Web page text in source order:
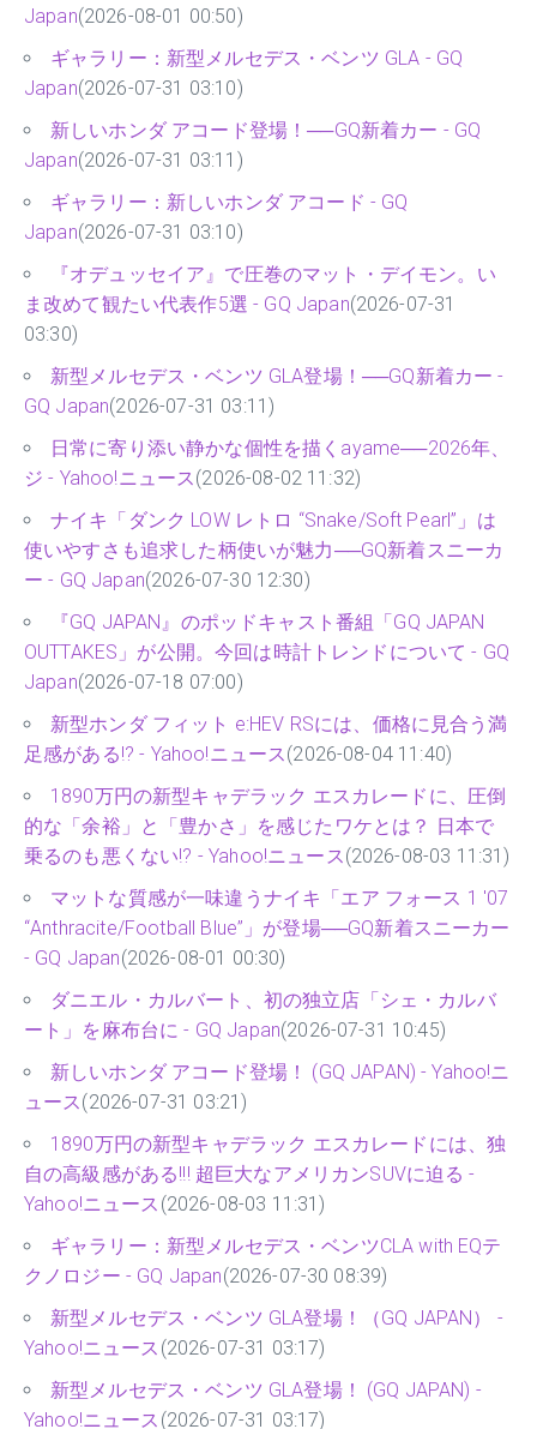
Japan(2026-08-01 00:50)
ギャラリー：新型メルセデス・ベンツ GLA - GQ
Japan(2026-07-31 03:10)
新しいホンダ アコード登場！──GQ新着カー - GQ
Japan(2026-07-31 03:11)
ギャラリー：新しいホンダ アコード - GQ
Japan(2026-07-31 03:10)
『オデュッセイア』で圧巻のマット・デイモン。い
ま改めて観たい代表作5選 - GQ Japan(2026-07-31
03:30)
新型メルセデス・ベンツ GLA登場！──GQ新着カー -
GQ Japan(2026-07-31 03:11)
日常に寄り添い静かな個性を描くayame──2026年、
ジ - Yahoo!ニュース(2026-08-02 11:32)
ナイキ「ダンク LOW レトロ “Snake/Soft Pearl”」は
使いやすさも追求した柄使いが魅力──GQ新着スニーカ
ー - GQ Japan(2026-07-30 12:30)
『GQ JAPAN』のポッドキャスト番組「GQ JAPAN
OUTTAKES」が公開。今回は時計トレンドについて - GQ
Japan(2026-07-18 07:00)
新型ホンダ フィット e:HEV RSには、価格に見合う満
足感がある!? - Yahoo!ニュース(2026-08-04 11:40)
1890万円の新型キャデラック エスカレードに、圧倒
的な「余裕」と「豊かさ」を感じたワケとは？ 日本で
乗るのも悪くない!? - Yahoo!ニュース(2026-08-03 11:31)
マットな質感が一味違うナイキ「エア フォース 1 '07
“Anthracite/Football Blue”」が登場──GQ新着スニーカー
- GQ Japan(2026-08-01 00:30)
ダニエル・カルバート、初の独立店「シェ・カルバ
ート」を麻布台に - GQ Japan(2026-07-31 10:45)
新しいホンダ アコード登場！ (GQ JAPAN) - Yahoo!ニ
ュース(2026-07-31 03:21)
1890万円の新型キャデラック エスカレードには、独
自の高級感がある!!! 超巨大なアメリカンSUVに迫る -
Yahoo!ニュース (2026-08-03 11:31)
ギャラリー：新型メルセデス・ベンツCLA with EQテ
クノロジー - GQ Japan(2026-07-30 08:39)
新型メルセデス・ベンツ GLA登場！（GQ JAPAN） -
Yahoo!ニュース (2026-07-31 03:17)
新型メルセデス・ベンツ GLA登場！ (GQ JAPAN) -
Yahoo!ニュース (2026-07-31 03:17)